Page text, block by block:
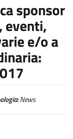
sponsor
eventi,
e/o a
News